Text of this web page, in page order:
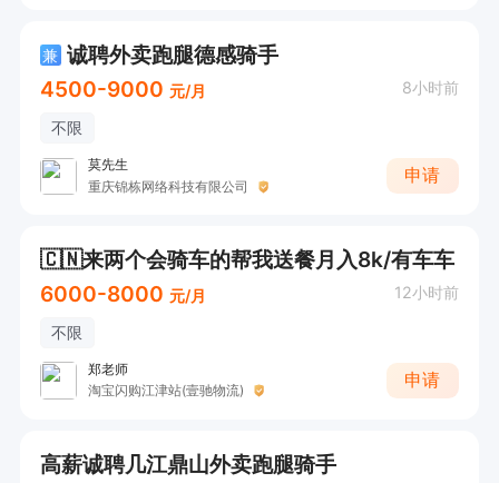
兼 诚聘外卖跑腿德感骑手
4500-9000 元/月 8小时前
不限
莫先生
重庆锦栋网络科技有限公司
申请
🇨🇳来两个会骑车的帮我送餐月入8k/有车车
6000-8000 元/月 12小时前
不限
郑老师
淘宝闪购江津站(壹驰物流)
申请
高薪诚聘几江鼎山外卖跑腿骑手